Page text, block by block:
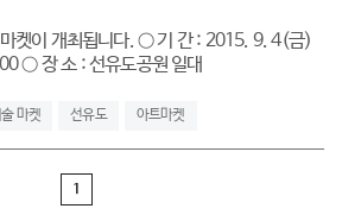
켓이 개최됩니다. ○ 기 간 : 2015. 9. 4(금)
○ 장 소 : 선유도공원 일대
마켓 선유도 아트마켓
1